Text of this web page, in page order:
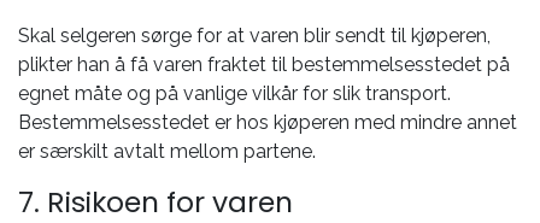
Skal selgeren sørge for at varen blir sendt til kjøperen,
plikter han å få varen fraktet til bestemmelsesstedet på
egnet måte og på vanlige vilkår for slik transport.
Bestemmelsesstedet er hos kjøperen med mindre annet
er særskilt avtalt mellom partene.
7. Risikoen for varen